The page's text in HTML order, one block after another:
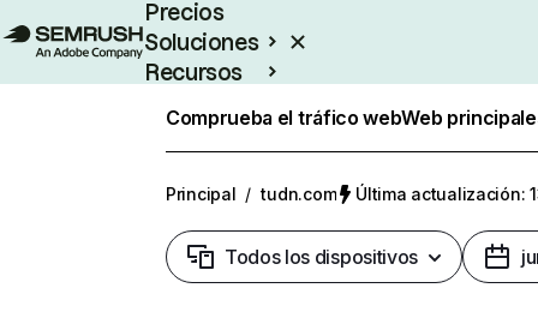
Precios
Soluciones
Recursos
Comprueba el tráfico webWeb
Principal / tudn.com Última actualización:
Todos los dispositivos